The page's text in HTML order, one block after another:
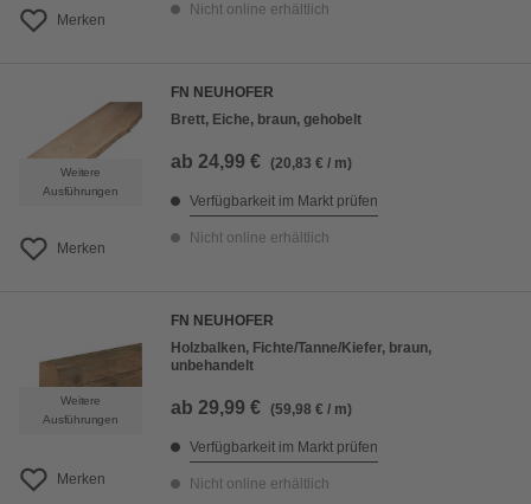
Merken
Nicht online erhältlich
Weitere
Ausführungen
Merken
FN NEUHOFER
Brett, Eiche, braun, gehobelt
ab 24,99 € (20,83 € / m)
Verfügbarkeit im Markt prüfen
Nicht online erhältlich
Weitere
Ausführungen
Merken
FN NEUHOFER
Holzbalken, Fichte/Tanne/Kiefer, braun,
unbehandelt
ab 29,99 € (59,98 € / m)
Verfügbarkeit im Markt prüfen
Nicht online erhältlich